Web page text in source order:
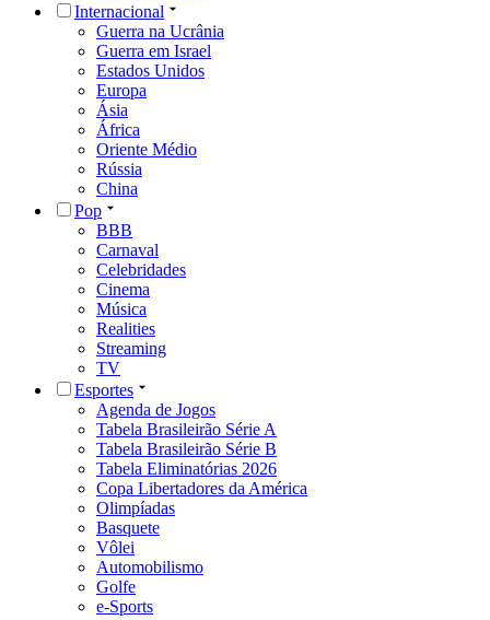
Internacional
Guerra na Ucrânia
Guerra em Israel
Estados Unidos
Europa
Ásia
África
Oriente Médio
Rússia
China
Pop
BBB
Carnaval
Celebridades
Cinema
Música
Realities
Streaming
TV
Esportes
Agenda de Jogos
Tabela Brasileirão Série A
Tabela Brasileirão Série B
Tabela Eliminatórias 2026
Copa Libertadores da América
Olimpíadas
Basquete
Vôlei
Automobilismo
Golfe
e-Sports